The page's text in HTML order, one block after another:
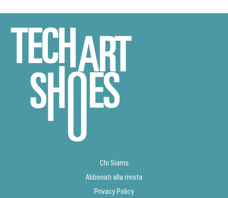
Chi Siamo
Abbonati alla rivista
Privacy Policy